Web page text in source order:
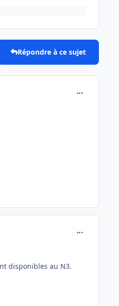
Répondre à ce sujet
disponibles au N3.